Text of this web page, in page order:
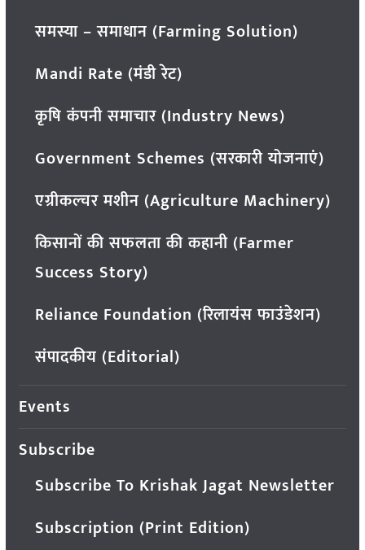
समस्या – समाधान (Farming Solution)
Mandi Rate (मंडी रेट)
कृषि कंपनी समाचार (Industry News)
Government Schemes (सरकारी योजनाएं)
एग्रीकल्चर मशीन (Agriculture Machinery)
किसानों की सफलता की कहानी (Farmer
Success Story)
Reliance Foundation (रिलायंस फाउंडेशन)
संपादकीय (Editorial)
Events
Subscribe
Subscribe To Krishak Jagat Newsletter
Subscription (Print Edition)